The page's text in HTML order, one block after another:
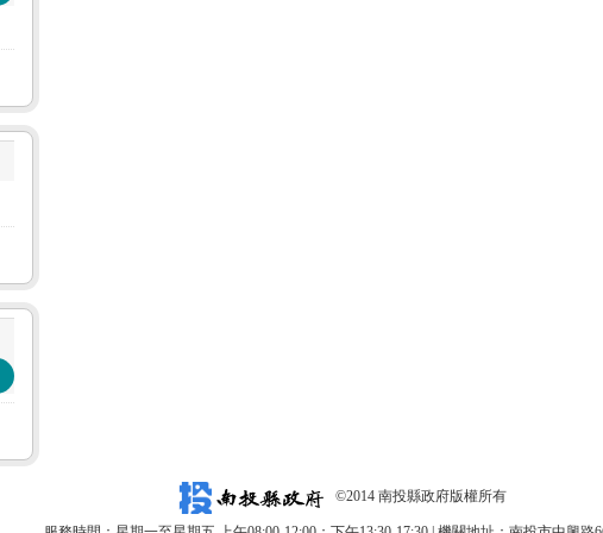
(1)
©2014 南投縣政府版權所有